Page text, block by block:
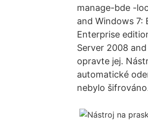
manage-bde -
and Windows 7:
Enterprise
Server 2008
opravte jej.
automatické
nebylo